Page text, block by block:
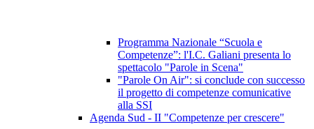
Programma Nazionale “Scuola e
Competenze”: l'I.C. Galiani presenta lo
spettacolo "Parole in Scena"
"Parole On Air": si conclude con successo
il progetto di competenze comunicative
alla SSI
Agenda Sud - II "Competenze per crescere"